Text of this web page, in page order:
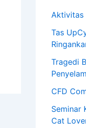
Aktivitas
Tas
Tragedi
CFD
Seminar
Cat